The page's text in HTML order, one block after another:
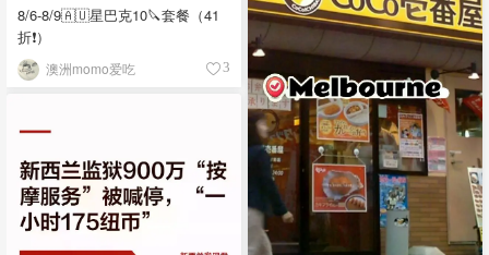
8/6-8/9🇦🇺星巴克10🔪套餐（41
折❗）
澳洲momo爱吃 3